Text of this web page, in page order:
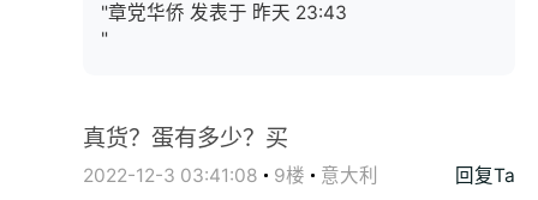
"章党华侨 发表于 昨天 23:43
"
真货？蛋有多少？买
2022-12-3 03:41:08 9楼 意大利 回复Ta